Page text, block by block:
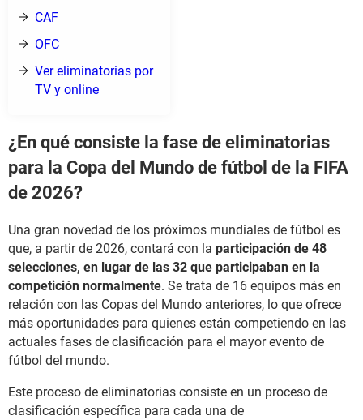
CAF
OFC
Ver eliminatorias por
TV y online
¿En qué consiste la fase de eliminatorias
para la Copa del Mundo de fútbol de la FIFA
de 2026?
Una gran novedad de los próximos mundiales de fútbol es
que, a partir de 2026, contará con la participación de 48
selecciones, en lugar de las 32 que participaban en la
competición normalmente. Se trata de 16 equipos más en
relación con las Copas del Mundo anteriores, lo que ofrece
más oportunidades para quienes están competiendo en las
actuales fases de clasificación para el mayor evento de
fútbol del mundo.
Este proceso de eliminatorias consiste en un proceso de
clasificación específica para cada una de